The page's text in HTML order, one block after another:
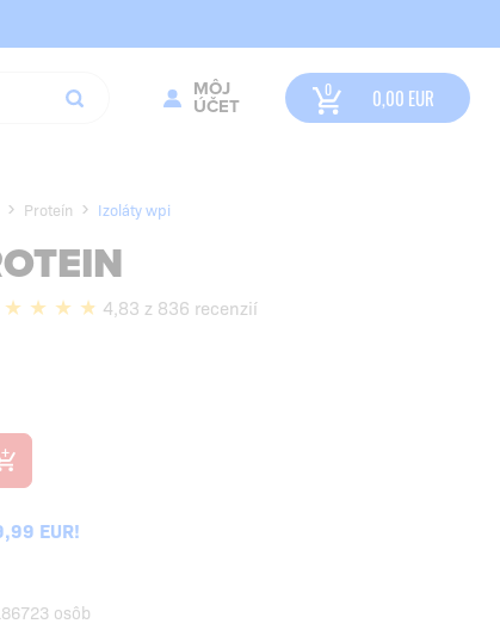
MÔJ
ÚČET
0,00 EUR
Proteín Izoláty wpi
4,83 z 836 recenzií
EUR!
osôb